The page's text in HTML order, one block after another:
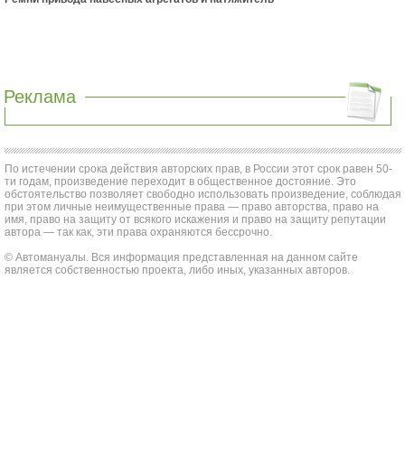
Реклама
По истечении срока действия авторских прав, в России этот срок равен 50-
ти годам, произведение переходит в общественное достояние. Это
обстоятельство позволяет свободно использовать произведение, соблюдая
при этом личные неимущественные права — право авторства, право на
имя, право на защиту от всякого искажения и право на защиту репутации
автора — так как, эти права охраняются бессрочно.
© Автомануалы. Вся информация представленная на данном сайте
является собственностью проекта, либо иных, указанных авторов.